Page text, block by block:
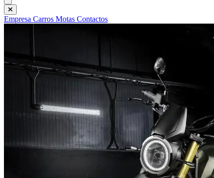
Empresa Carros Motas Contactos